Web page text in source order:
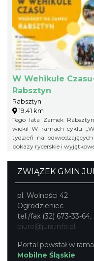
W Wehikule
Rabsztyn
Rabsztyn
19.41 km
Tego lata Zamek
wieki! W ramach cyklu
tydzień na
pokazy rycerskie i
ZWIĄZEK GMIN
pl. Wolności 42
Ogrodzieniec
tel./fax (32) 673-33-
biuro@jura.info.pl
Portal powstał w
Mobilne Śląskie